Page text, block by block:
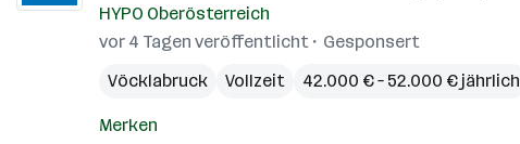
HYPO Oberösterreich
vor 4 Tagen veröffentlicht
Gesponsert
Vöcklabruck
Vollzeit 42.000 € – 52.000 € jährlich
Merken